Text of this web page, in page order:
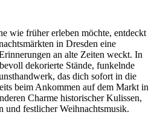
wie früher erleben möchte, entdeckt
in Dresden eine
an alte Zeiten weckt. In
dekorierte Stände, funkelnde
das dich sofort in die
beim Ankommen auf dem Markt in
Charme historischer Kulissen,
und festlicher Weihnachtsmusik.